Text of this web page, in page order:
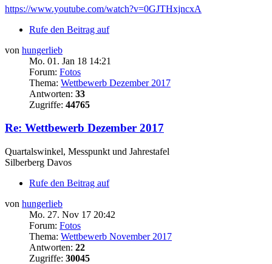
https://www.youtube.com/watch?v=0GJTHxjncxA
Rufe den Beitrag auf
von hungerlieb
Mo. 01. Jan 18 14:21
Forum: Fotos
Thema: Wettbewerb Dezember 2017
Antworten: 33
Zugriffe: 44765
Re: Wettbewerb Dezember 2017
Quartalswinkel, Messpunkt und Jahrestafel
Silberberg Davos
Rufe den Beitrag auf
von hungerlieb
Mo. 27. Nov 17 20:42
Forum: Fotos
Thema: Wettbewerb November 2017
Antworten: 22
Zugriffe: 30045